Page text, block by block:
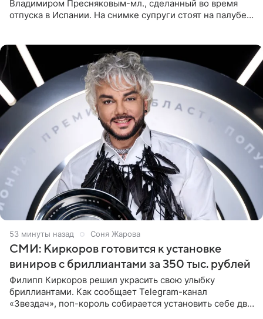
Владимиром Пресняковым-мл., сделанный во время
отпуска в Испании. На снимке супруги стоят на палубе
53 минуты назад Соня Жарова
СМИ: Киркоров готовится к установке
виниров с бриллиантами за 350 тыс. рублей
Филипп Киркоров решил украсить свою улыбку
бриллиантами. Как сообщает Telegram-канал
«Звездач», поп-король собирается установить себе два